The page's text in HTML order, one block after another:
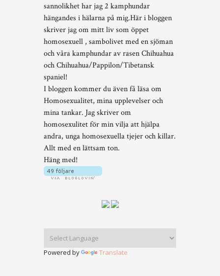
sannolikhet har jag 2 kamphundar
hängandes i hälarna på mig.Här i bloggen
skriver jag om mitt liv som öppet
homosexuell , sambolivet med en sjöman
och våra kamphundar av rasen Chihuahua
och Chihuahua/Pappilon/Tibetansk
spaniel!
I bloggen kommer du även få läsa om
Homosexualitet, mina upplevelser och
mina tankar. Jag skriver om
homosexulitet för min vilja att hjälpa
andra, unga homosexuella tjejer och killar.
Allt med en lättsam ton.
Häng med!
Powered by Translate